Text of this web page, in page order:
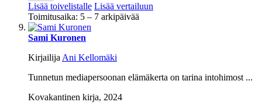
Lisää toivelistalle Lisää vertailuun
Toimitusaika: 5 – 7 arkipäivää
Sami Kuronen
Kirjailija Ani Kellomäki
Tunnetun mediapersoonan elämäkerta on tarina intohimost ...
Kovakantinen kirja, 2024